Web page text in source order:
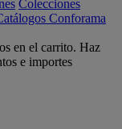
Colecciones
Conforama
en el carrito. Haz
e importes